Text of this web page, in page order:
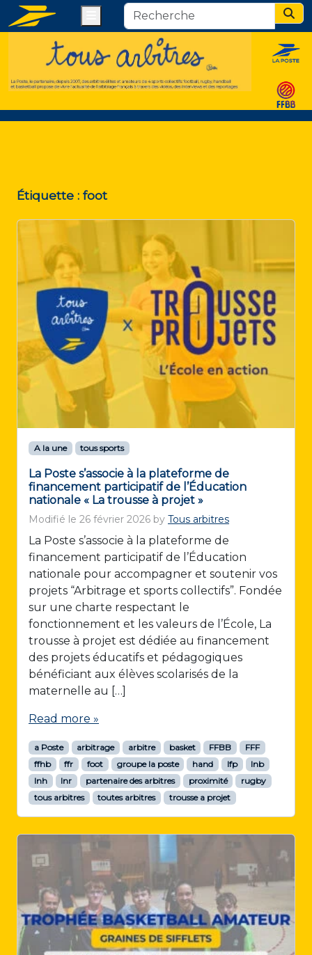
Étiquette : foot
A la une tous sports
La Poste s’associe à la plateforme de
financement participatif de l’Éducation
nationale « La trousse à projet »
Modifié le 26 février 2026 by Tous arbitres
La Poste s’associe à la plateforme de
financement participatif de l’Éducation
nationale pour accompagner et soutenir vos
projets “Arbitrage et sports collectifs”. Fondée
sur une charte respectant le
fonctionnement et les valeurs de l’École, La
trousse à projet est dédiée au financement
des projets éducatifs et pédagogiques
bénéficiant aux élèves scolarisés de la
maternelle au […]
Read more »
a Poste arbitrage arbitre basket FFBB
FFF
ffhb
ffr foot groupe la poste hand lfp
lnb
lnh
lnr partenaire des arbitres proximité
rugby
tous arbitres
toutes arbitres trousse a projet